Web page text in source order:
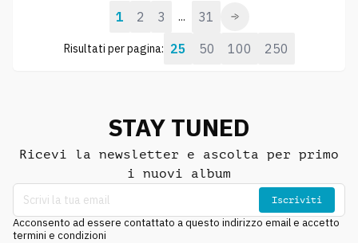
Risultati per pagina: 25 50 100 250
1 2 3 ... 31
STAY TUNED
Ricevi la newsletter e ascolta per primo
i nuovi album
Iscriviti
Acconsento ad essere contattato a questo indirizzo email e accetto
termini e condizioni